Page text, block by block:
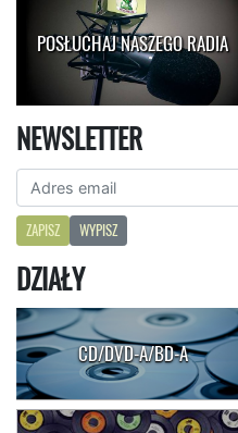
POSŁUCHAJ NASZEGO RADIA
NEWSLETTER
ZAPISZ WYPISZ
DZIAŁY
CD/DVD-A/BD-A